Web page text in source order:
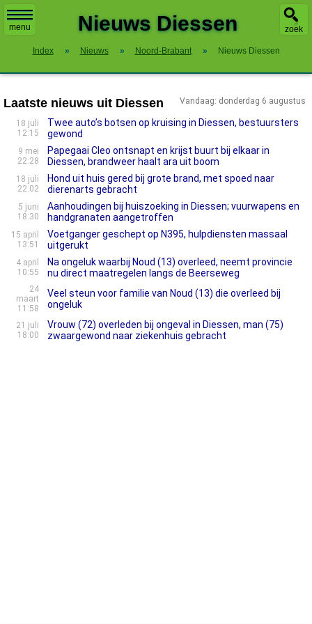
menu zoek
Nieuws Diessen
Index » Nieuws » Noord-Brabant » Nieuws Diessen
Vandaag: donderdag 6 augustus
Laatste nieuws uit Diessen
18 juli
12:15
Twee auto’s botsen op kruising in Diessen, bestuursters
gewond
9 mei
22:28
Papegaai Cleo ontsnapt en krijst buurt bij elkaar in
Diessen, brandweer haalt ara uit boom
18 juli
22:02
Hond uit huis gered bij grote brand, met spoed naar
dierenarts gebracht
5 juni
18:30
Aanhoudingen bij huiszoeking in Diessen; vuurwapens en
handgranaten aangetroffen
15 april
13:51
Voetganger geschept op N395, hulpdiensten massaal
uitgerukt
4 april
10:55
Na ongeluk waarbij Noud (13) overleed, neemt provincie
nu direct maatregelen langs de Beerseweg
24
maart
11:58
Veel steun voor familie van Noud (13) die overleed bij
ongeluk
21 juli
18:00
Vrouw (72) overleden bij ongeval in Diessen, man (75)
zwaargewond naar ziekenhuis gebracht